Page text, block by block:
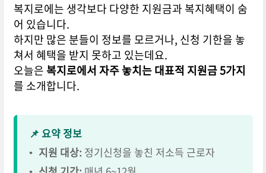
복지로에는 생각보다 다양한 지원금과 복지혜택이 숨
어 있습니다.
하지만 많은 분들이 정보를 모르거나, 신청 기한을 놓
쳐서 혜택을 받지 못하고 있는데요.
오늘은 복지로에서 자주 놓치는 대표적 지원금 5가지
를 소개합니다.
📌 요약 정보
• 지원 대상: 정기신청을 놓친 저소득 근로자